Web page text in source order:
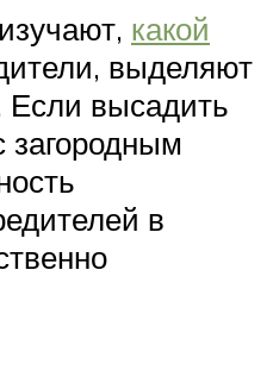
какой
выделяют
Если высадить
загородным
в